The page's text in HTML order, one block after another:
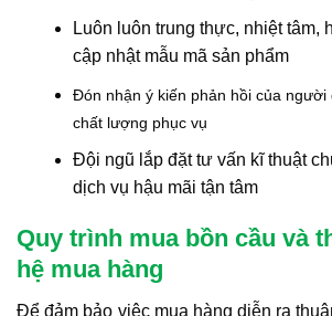
Luôn luôn trung thực, nhiệt tâm,
cập nhật mẫu mã sản phẩm
Đón nhận ý kiến phản hồi của người
chất lượng phục vụ
Đội ngũ lắp đặt tư vấn kĩ thuật
dịch vụ hậu mãi tận tâm
Quy trình mua bồn cầu và
hệ mua hàng
Để đảm bảo việc mua hàng diễn ra